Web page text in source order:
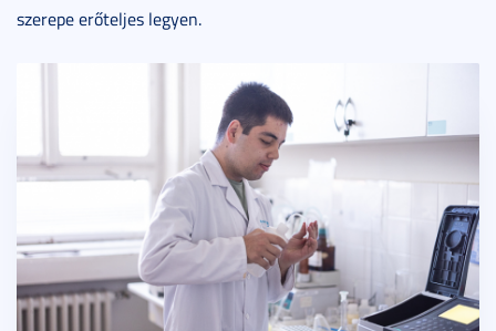
szerepe erőteljes legyen.